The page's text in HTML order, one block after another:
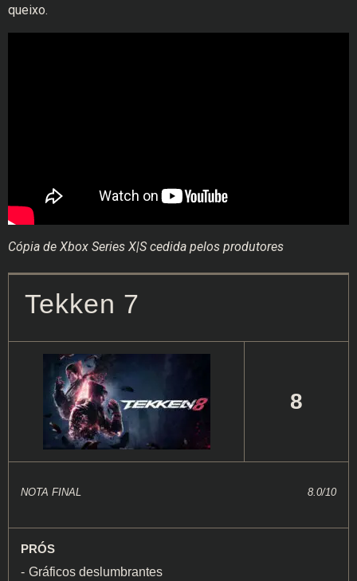
queixo.
Cópia de Xbox Series X|S cedida pelos produtores
Tekken 7
8
NOTA FINAL 8.0/10
PRÓS
Gráficos deslumbrantes